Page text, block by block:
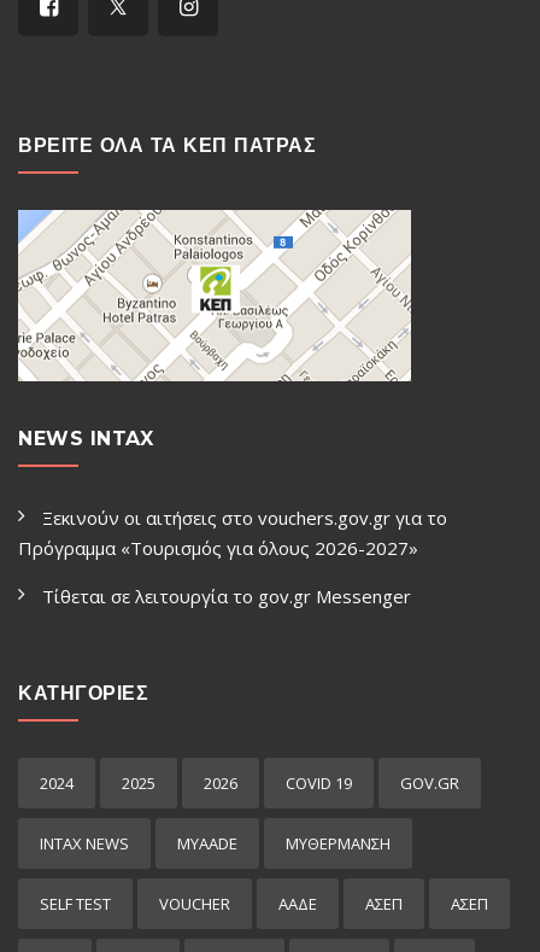
ΒΡΕΙΤΕ ΟΛΑ ΤΑ ΚΕΠ ΠΑΤΡΑΣ
NEWS INTAX
Ξεκινούν οι αιτήσεις στο vouchers.gov.gr για το
Πρόγραμμα «Τουρισμός για όλους 2026-2027»
Τίθεται σε λειτουργία το gov.gr Μessenger
ΚΑΤΗΓΟΡΙΕΣ
2024 2025 2026 COVID 19 GOV.GR
INTAX NEWS MYAADE MYΘΈΡΜΑΝΣΗ
SELF TEST VOUCHER ΑΑΔΕ ΑΣΕΠ ΑΣΕΠ